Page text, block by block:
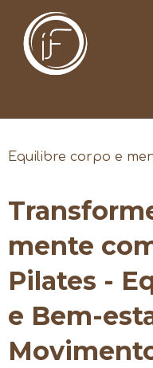
Equilibre corpo e
mente
Pilates -
e Bem-